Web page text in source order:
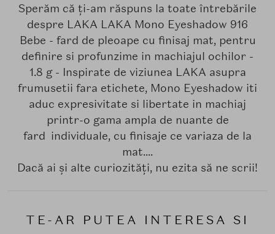
Sperăm că ți-am răspuns la toate întrebările
despre LAKA LAKA Mono Eyeshadow 916
Bebe - fard de pleoape cu finisaj mat, pentru
definire si profunzime in machiajul ochilor -
1.8 g - Inspirate de viziunea LAKA asupra
frumusetii fara etichete, Mono Eyeshadow iti
aduc expresivitate si libertate in machiaj
printr-o gama ampla de nuante de
fard individuale, cu finisaje ce variaza de la
mat....
Dacă ai și alte curiozități, nu ezita să ne scrii!
TE-AR PUTEA INTERESA SI